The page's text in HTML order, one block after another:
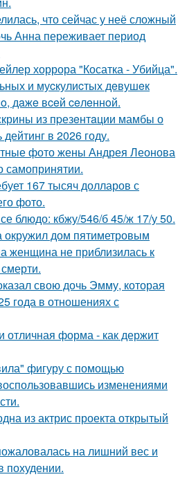
что сейчас у неё сложный
Анна переживает период
хоррора "Косатка - Убийца".
и муcкулиcтых дeвушeк
дaжe вceй ceлeннoй.
из пpезeнтaции мамбы о
в 2026 году.
фото жены Андрея Леонова
самопринятии.
167 тысяч долларов с
фото.
блюдо: кбжу/546/б 45/ж 17/у 50.
окружил дом пятиметровым
женщина не приблизилась к
свою дочь Эмму, которая
года в отношениях с
отличная форма - как держит
фигуру с помощью
изменениями
из актрис проекта открытый
на лишний вес и
похудении.